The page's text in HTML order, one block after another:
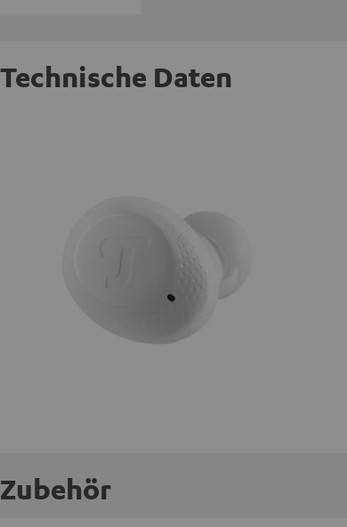
Technische Daten
Zubehör